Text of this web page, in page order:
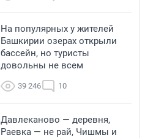
На популярных у жителей
Башкирии озерах открыли
бассейн, но туристы
довольны не всем
39 246 10
Давлеканово — деревня,
Раевка — не рай, Чишмы и